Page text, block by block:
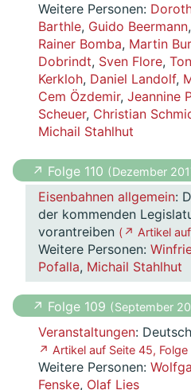
Weitere Personen:
Barthle, Guido Beermann,
Rainer Bomba, Martin
Dobrindt, Sven Flore,
Kerkloh, Daniel Landolf,
Cem Özdemir, Jeannine
Scheuer, Christian
Michail Stahlhut
↗ Folge 110 ( Dezember
Eisenbahnen allgemein:
der kommenden
vorantreiben ( ↗ Artikel auf
Weitere Personen:
Pofalla, Michail Stahlhut
↗ Folge 109 ( September
Veranstaltungen:
↗ Artikel auf Seite 45, Folge
Weitere Personen:
Fenske, Olaf Lies